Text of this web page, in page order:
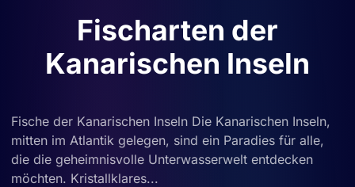
Fischarten der
Kanarischen Inseln
Fische der Kanarischen Inseln Die Kanarischen Inseln,
mitten im Atlantik gelegen, sind ein Paradies für alle,
die die geheimnisvolle Unterwasserwelt entdecken
möchten. Kristallklares...